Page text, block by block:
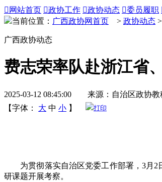
 网站首页 政协工作 政协动态 委员履职
当前位置： 广西政协网首页 > 政协动态 >
广西政协动态
费志荣率队赴浙江省
2025-03-12 08:45:00 来源：自治区政协教
【字体：
大 中 小 】 打印
为贯彻落实自治区党委工作部署，3月2
研课题开展考察。